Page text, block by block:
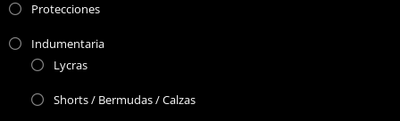
Protecciones
Indumentaria
Lycras
Shorts / Bermudas / Calzas